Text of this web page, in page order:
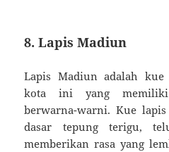
8. Lapis Madiun
Lapis Madiun adalah
kota ini yang memiliki
berwarna-warni. Kue
dasar tepung terigu,
memberikan rasa yang